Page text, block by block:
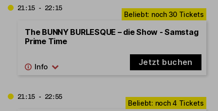
21:15 - 22:15
The BUNNY BURLESQUE – die Show - Samstag
Prime Time
Jetzt buchen
21:15 - 22:55